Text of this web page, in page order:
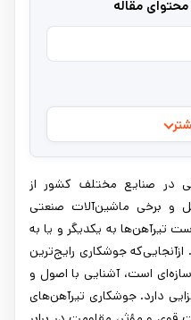
مقاله
در صنایع مختلف کشور از
و برخی ماشین‌آلات صنعتی
تیرآهن‌ها به یکدیگر و یا به
جوشکاری رایج‌ترین
است، آشنایی با اصول و
دارد. جوشکاری تیرآهن‌های